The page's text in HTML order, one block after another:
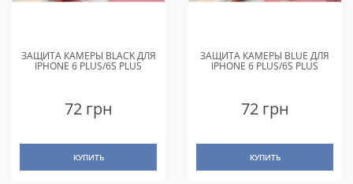
ЗАЩИТА КАМЕРЫ BLACK ДЛЯ
IPHONE 6 PLUS/6S PLUS
72 грн
КУПИТЬ
ЗАЩИТА КАМЕРЫ BLUE ДЛЯ
IPHONE 6 PLUS/6S PLUS
72 грн
КУПИТЬ